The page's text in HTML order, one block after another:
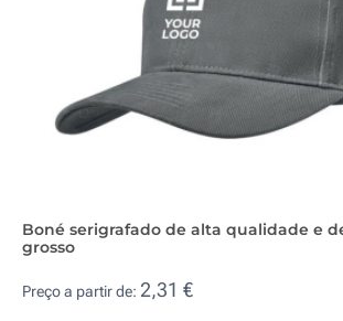
Boné serigrafado de alta qualidade e
grosso
Preço a partir de: 2,31 €